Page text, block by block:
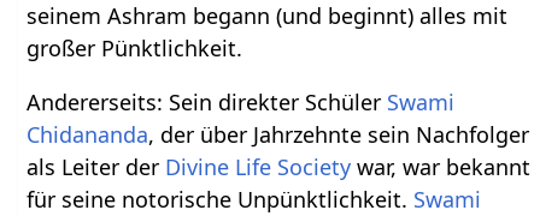
seinem Ashram begann (und beginnt) alles mit
großer Pünktlichkeit.
Andererseits: Sein direkter Schüler Swami
Chidananda, der über Jahrzehnte sein Nachfolger
als Leiter der Divine Life Society war, war bekannt
für seine notorische Unpünktlichkeit. Swami